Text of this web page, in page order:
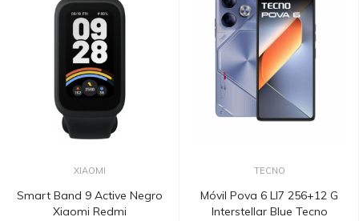
XIAOMI
Smart Band 9 Active Negro
Xiaomi Redmi
TECNO
Móvil Pova 6 LI7 256+12 G
Interstellar Blue Tecno